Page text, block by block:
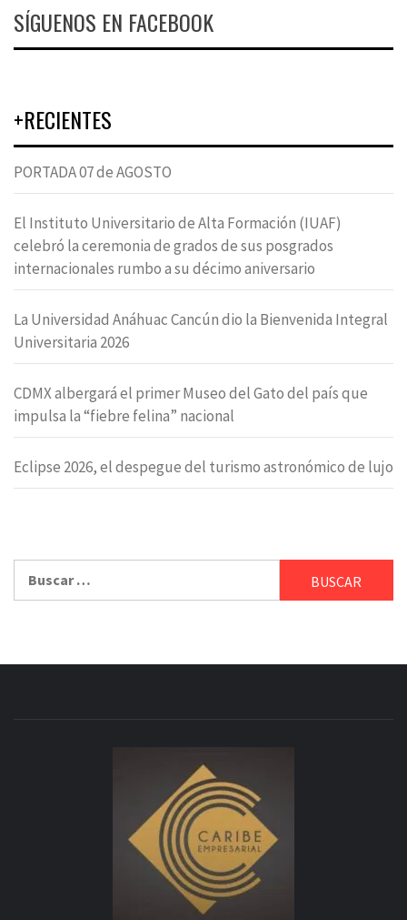
SÍGUENOS EN FACEBOOK
+RECIENTES
PORTADA 07 de AGOSTO
El Instituto Universitario de Alta Formación (IUAF)
celebró la ceremonia de grados de sus posgrados
internacionales rumbo a su décimo aniversario
La Universidad Anáhuac Cancún dio la Bienvenida Integral
Universitaria 2026
CDMX albergará el primer Museo del Gato del país que
impulsa la “fiebre felina” nacional
Eclipse 2026, el despegue del turismo astronómico de lujo